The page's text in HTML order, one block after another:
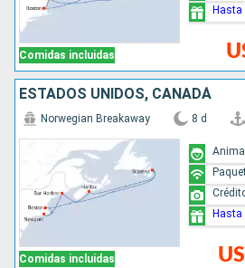
Comidas incluidas
Hasta
ESTADOS UNIDOS, CANADÁ
Comidas incluidas
Norwegian Breakaway 8 d
Hasta